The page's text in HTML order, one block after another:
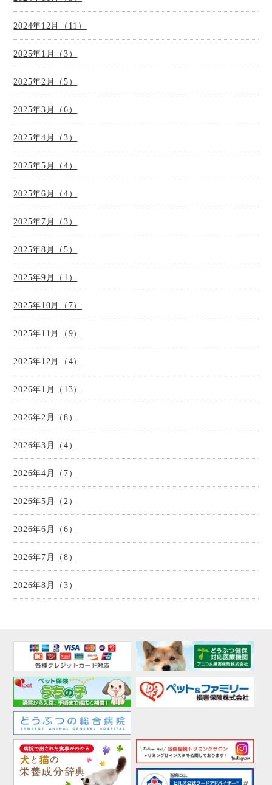
2024年12月（11）
2025年1月（3）
2025年2月（5）
2025年3月（6）
2025年4月（3）
2025年5月（4）
2025年6月（4）
2025年7月（3）
2025年8月（5）
2025年9月（1）
2025年10月（7）
2025年11月（9）
2025年12月（4）
2026年1月（13）
2026年2月（8）
2026年3月（4）
2026年4月（7）
2026年5月（2）
2026年6月（6）
2026年7月（8）
2026年8月（3）